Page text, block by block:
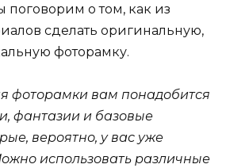
поговорим о том, как из
сделать оригинальную,
фоторамку.
фоторамки вам понадобится
фантазии и базовые
вероятно, у вас уже
использовать различные